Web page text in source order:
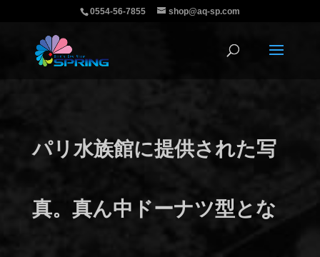
0554-56-7855 shop@aq-sp.com
パリ水族館に提供された写
真。真ん中ドーナツ型とな